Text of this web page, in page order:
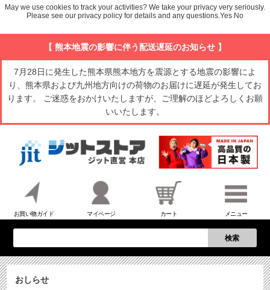
【 熊本地震の影響に伴う配送遅延のお知らせ 】
7月28日に発生した熊本県熊本地方を震源とする地震の影響によ
り、熊本県および九州地方向けの荷物のお届けに遅延が発生してお
ります。 ご迷惑をおかけいたしますが、ご理解のほどよろしくお願
いいたします。
お買い物ガイド マイページ カート メニュー
検索
おしらせ
May we use cookies to track your activities? We take your privacy very seriously.
Please see our privacy policy for details and any questions.Yes No